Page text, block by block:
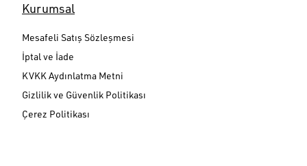
Kurumsal
Mesafeli Satış Sözleşmesi
İptal ve İade
KVKK Aydınlatma Metni
Gizlilik ve Güvenlik Politikası
Çerez Politikası